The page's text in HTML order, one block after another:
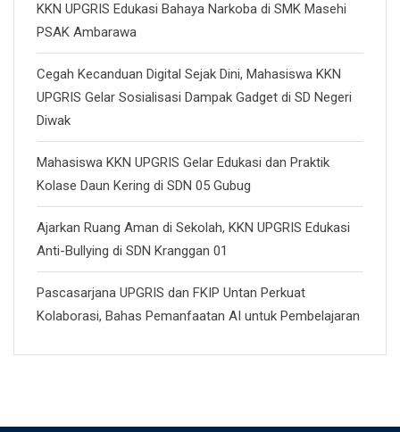
KKN UPGRIS Edukasi Bahaya Narkoba di SMK Masehi
PSAK Ambarawa
Cegah Kecanduan Digital Sejak Dini, Mahasiswa KKN
UPGRIS Gelar Sosialisasi Dampak Gadget di SD Negeri
Diwak
Mahasiswa KKN UPGRIS Gelar Edukasi dan Praktik
Kolase Daun Kering di SDN 05 Gubug
Ajarkan Ruang Aman di Sekolah, KKN UPGRIS Edukasi
Anti-Bullying di SDN Kranggan 01
Pascasarjana UPGRIS dan FKIP Untan Perkuat
Kolaborasi, Bahas Pemanfaatan AI untuk Pembelajaran